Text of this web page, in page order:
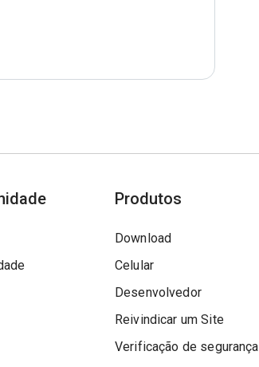
Produtos
Download
Celular
Desenvolvedor
Reivindicar um Site
Verificação de segurança